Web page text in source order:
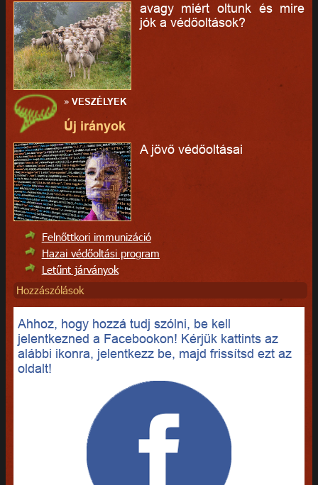
avagy miért oltunk és mire
jók a védőoltások?
»VESZÉLYEK
Új irányok
A jövő védőoltásai
Felnőttkori immunizáció
Hazai védőoltási program
Letűnt járványok
Hozzászólások
Ahhoz, hogy hozzá tudj szólni, be kell
jelentkezned a Facebookon! Kérjük kattints az
alábbi ikonra, jelentkezz be, majd frissítsd ezt az
oldalt!